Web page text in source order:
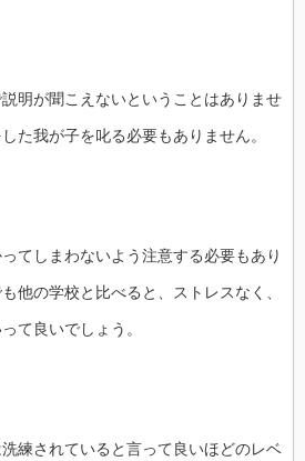
明が聞こえないということはありませ
た我が子を叱る必要もありません。
てしまわないよう注意する必要もあり
他の学校と比べると、ストレスなく、
て良いでしょう。
練されていると言って良いほどのレベ